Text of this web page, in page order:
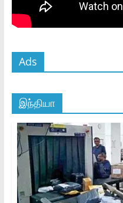
Ads
இந்தியா